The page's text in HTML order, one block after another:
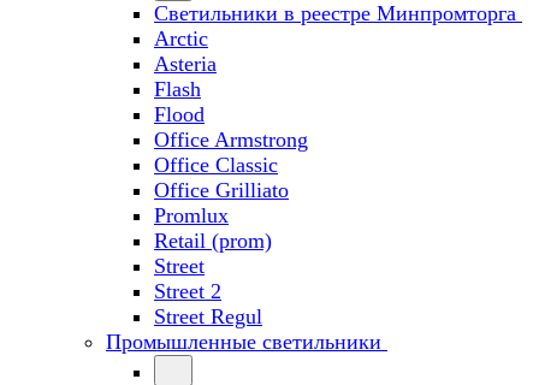
Светильники в реестре Минпромторга
Arctic
Asteria
Flash
Flood
Office Armstrong
Office Classic
Office Grilliato
Promlux
Retail (prom)
Street
Street 2
Street Regul
Промышленные светильники